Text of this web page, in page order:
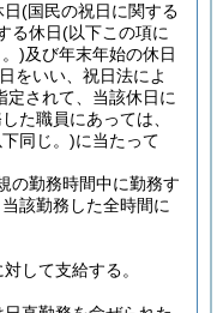
(国民の祝日に関する
る休日(以下この項に
)及び年末年始の休日
をいい、祝日法によ
定されて、当該休日に
た職員にあっては、
同じ。)に当たって
の勤務時間中に勤務す
該勤務した全時間に
して支給する。